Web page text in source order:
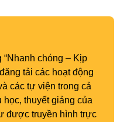
chóng – Kịp
tải các hoạt động
các tự viện trong cả
thuyết giảng của
được truyền hình trực